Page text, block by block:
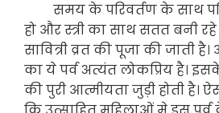
समय के परिवर्तण के साथ
हो और स्त्री का साथ सतत बनी
सावित्री व्रत की पूजा की जाती
का ये पर्व अत्यंत लोकप्रिय है।
की पुरी आत्मीयता जुड़ी होती है।